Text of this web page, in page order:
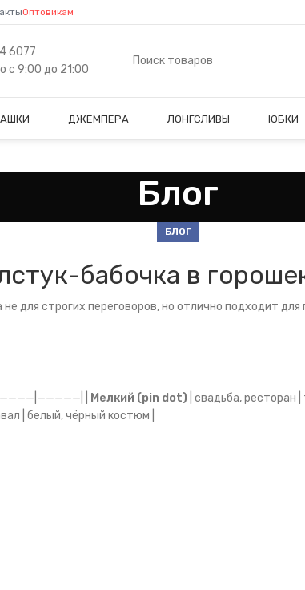
Оптовикам
6077
с 9:00 до 21:00
ДЖЕМПЕРА ЛОНГСЛИВЫ ЮБКИ
Блог
БЛОГ
бабочка в
для строгих переговоров, но отлично подходит
| Мелкий (pin dot) | свадьба, ресторан
| белый, чёрный костюм |